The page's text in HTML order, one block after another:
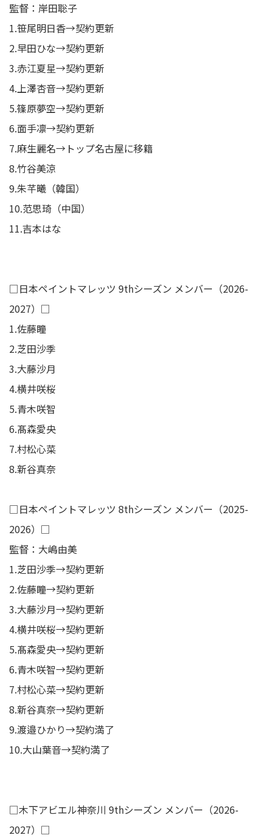
監督：岸田聡子
1.笹尾明日香→契約更新
2.早田ひな→契約更新
3.赤江夏星→契約更新
4.上澤杏音→契約更新
5.篠原夢空→契約更新
6.面手凛→契約更新
7.麻生麗名→トップ名古屋に移籍
8.竹谷美涼
9.朱芊曦（韓国）
10.范思琦（中国）
11.吉本はな
□日本ペイントマレッツ 9thシーズン メンバー（2026-
2027）□
1.佐藤瞳
2.芝田沙季
3.大藤沙月
4.横井咲桜
5.青木咲智
6.髙森愛央
7.村松心菜
8.新谷真奈
□日本ペイントマレッツ 8thシーズン メンバー（2025-
2026）□
監督：大嶋由美
1.芝田沙季→契約更新
2.佐藤瞳→契約更新
3.大藤沙月→契約更新
4.横井咲桜→契約更新
5.髙森愛央→契約更新
6.青木咲智→契約更新
7.村松心菜→契約更新
8.新谷真奈→契約更新
9.渡邉ひかり→契約満了
10.大山葉音→契約満了
□木下アビエル神奈川 9thシーズン メンバー（2026-
2027）□